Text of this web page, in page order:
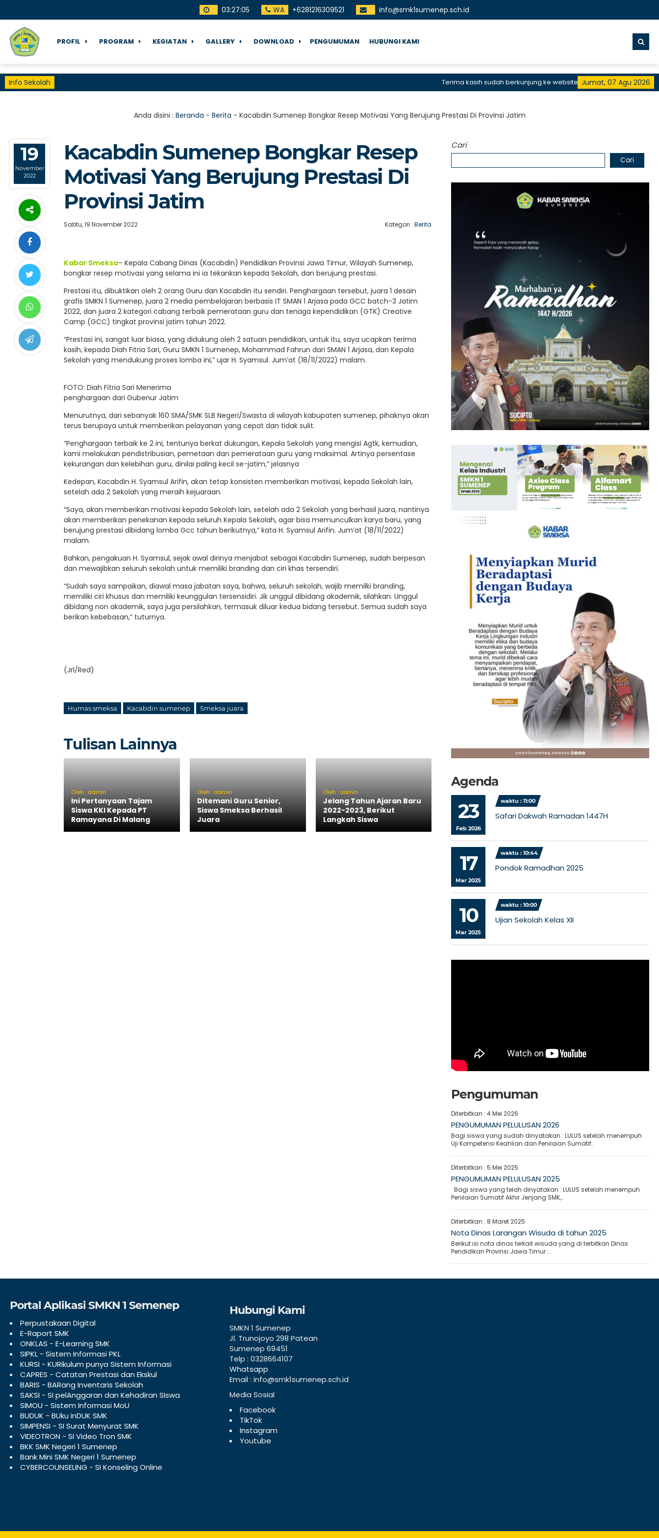
03:27:06 WA +6281216309521 info@smk1sumenep.sch.id
PROFIL PROGRAM KEGIATAN GALLERY DOWNLOAD PENGUMUMAN HUBUNGI KAMI
Info Sekolah Jumat, 07 Agu 2026
Terima kasih sudah berkunjung ke website resmi SMKN 1 Sumenep, SMK
Anda disini : Beranda - Berita - Kacabdin Sumenep Bongkar Resep Motivasi Yang Berujung Prestasi Di Provinsi Jatim
19
November
2022
Kacabdin Sumenep Bongkar Resep
Motivasi Yang Berujung Prestasi Di
Provinsi Jatim
Sabtu, 19 November 2022 Kategori :Berita
Kabar Smeksa– Kepala Cabang Dinas (Kacabdin) Pendidikan Provinsi Jawa Timur, Wilayah Sumenep,
bongkar resep motivasi yang selama ini ia tekankan kepada Sekolah, dan berujung prestasi.
Prestasi itu, dibuktikan oleh 2 orang Guru dan Kacabdin itu sendiri. Penghargaan tersebut, juara 1 desain
grafis SMKN 1 Sumenep, juara 2 media pembelajaran berbasis IT SMAN 1 Arjasa pada GCC batch-3 Jatim
2022, dan juara 2 kategori cabang terbaik pemerataan guru dan tenaga kependidikan (GTK) Creative
Camp (GCC) tingkat provinsi jatim tahun 2022.
“Prestasi ini, sangat luar biasa, yang didukung oleh 2 satuan pendidikan, untuk itu, saya ucapkan terima
kasih, kepada Diah Fitria Sari, Guru SMKN 1 Sumenep, Mohammad Fahrun dari SMAN 1 Arjasa, dan Kepala
Sekolah yang mendukung proses lomba ini,” ujar H. Syamsul. Jum’at (18/11/2022) malam.
FOTO: Diah Fitria Sari Menerima
penghargaan dari Gubenur Jatim
Menurutnya, dari sebanyak 160 SMA/SMK SLB Negeri/Swasta di wilayah kabupaten sumenep, pihaknya akan
terus berupaya untuk memberikan pelayanan yang cepat dan tidak sulit.
“Penghargaan terbaik ke 2 ini, tentunya berkat dukungan, Kepala Sekolah yang mengisi Agtk, kemudian,
kami melakukan pendistribusian, pemetaan dan pemerataan guru yang maksimal. Artinya persentase
kekurangan dan kelebihan guru, dinilai paling kecil se-jatim,” jelasnya
Kedepan, Kacabdin H. Syamsul Arifin, akan tetap konsisten memberikan motivasi, kepada Sekolah lain,
setelah ada 2 Sekolah yang meraih kejuaraan.
“Saya, akan memberikan motivasi kepada Sekolah lain, setelah ada 2 Sekolah yang berhasil juara, nantinya
akan memberikan penekanan kepada seluruh Kepala Sekolah, agar bisa memunculkan karya baru, yang
berujung prestasi dibidang lomba Gcc tahun berikutnya,” kata H. Syamsul Arifin. Jum’at (18/11/2022)
malam.
Bahkan, pengakuan H. Syamsul, sejak awal dirinya menjabat sebagai Kacabdin Sumenep, sudah berpesan
dan mewajibkan seluruh sekolah untuk memiliki branding dan ciri khas tersendiri.
“Sudah saya sampaikan, diawal masa jabatan saya, bahwa, seluruh sekolah, wajib memilki branding,
memiliki ciri khusus dan memiliki keunggulan tersensidiri. Jik unggul dibidang akademik, silahkan. Unggul
dibidang non akademik, saya juga persilahkan, termasuk diluar kedua bidang tersebut. Semua sudah saya
berikan kebebasan,” tuturnya.
(Jrl/Red)
Humas smeksa Kacabdin sumenep Smeksa juara
Tulisan Lainnya
Oleh : admin
Ini Pertanyaan Tajam
Siswa KKI Kepada PT
Ramayana Di Malang
Oleh : admin
Ditemani Guru Senior,
Siswa Smeksa Berhasil
Juara
Oleh : admin
Jelang Tahun Ajaran Baru
2022-2023, Berikut
Langkah Siswa
Cari
Cari
Agenda
23
Feb 2026
waktu : 11:00
Safari Dakwah Ramadan 1447H
17
Mar 2025
waktu : 10:44
Pondok Ramadhan 2025
10
Mar 2025
waktu : 10:00
Ujian Sekolah Kelas XII
Pengumuman
Diterbitkan :4 Mei 2026
PENGUMUMAN PELULUSAN 2026
Bagi siswa yang sudah dinyatakan : LULUS setelah menempuh
Uji Kompetensi Keahlian dan Penilaian Sumatif..
Diterbitkan :5 Mei 2025
PENGUMUMAN PELULUSAN 2025
Bagi siswa yang telah dinyatakan : LULUS setelah menempuh
Penilaian Sumatif Akhir Jenjang SMK,..
Diterbitkan : 8 Maret 2025
Nota Dinas Larangan Wisuda di tahun 2025
Berikut isi nota dinas terkait wisuda yang di terbitkan Dinas
Pendidikan Provinsi Jawa Timur :..
Portal Aplikasi SMKN 1 Semenep
Perpustakaan Digital
E-Raport SMK
ONKLAS - E-Learning SMK
SIPKL - Sistem Informasi PKL
KURSI - KURikulum punya Sistem Informasi
CAPRES - Catatan Prestasi dan Ekskul
BARIS - BARang Inventaris Sekolah
SAKSI - SI pelAnggaran dan Kehadiran SIswa
SIMOU - Sistem Informasi MoU
BUDUK - BUku inDUK SMK
SIMPENSI - SI Surat Menyurat SMK
VIDEOTRON - SI Video Tron SMK
BKK SMK Negeri 1 Sumenep
Bank Mini SMK Negeri 1 Sumenep
CYBERCOUNSELING - SI Konseling Online
Hubungi Kami
SMKN 1 Sumenep
Jl. Trunojoyo 298 Patean
Sumenep 69451
Telp : 0328664107
Whatsapp
Email : info@smk1sumenep.sch.id
Media Sosial
Facebook
TikTok
Instagram
Youtube